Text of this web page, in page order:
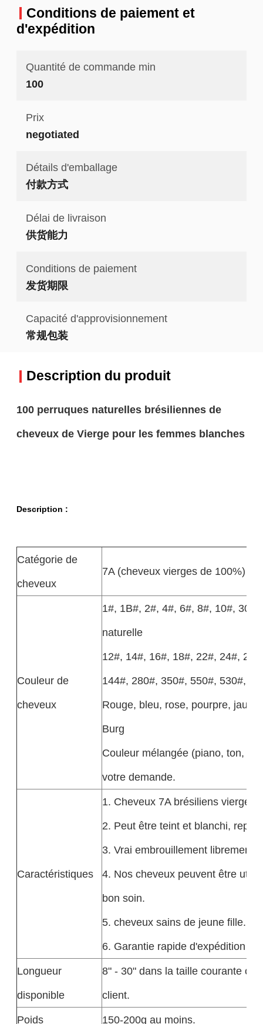
Conditions de paiement et
d'expédition
Quantité de commande min
100
Prix
negotiated
Détails d'emballage
付款方式
Délai de livraison
供货能力
Conditions de paiement
发货期限
Capacité d'approvisionnement
常规包装
Description du produit
100 perruques naturelles brésiliennes de
cheveux de Vierge pour les femmes blanches
Description :
Catégorie de
cheveux
7A (cheveux vierges de 100%)
Couleur de
cheveux
1#, 1B#, 2#, 4#, 6#, 8#, 10#,
naturelle
12#, 14#, 16#, 18#, 22#, 24#,
144#, 280#, 350#, 550#, 530#,
Rouge, bleu, rose, pourpre,
Burg
Couleur mélangée (piano, ton, et
votre demande.
Caractéristiques
1. Cheveux 7A brésiliens vierges
2. Peut être teint et blanchi,
3. Vrai embrouillement librement,
4. Nos cheveux peuvent être
bon soin.
5. cheveux sains de jeune fille.
6. Garantie rapide d'expédition et
Longueur
disponible
8" - 30" dans la taille courante ou
client.
Poids
150-200g au moins.